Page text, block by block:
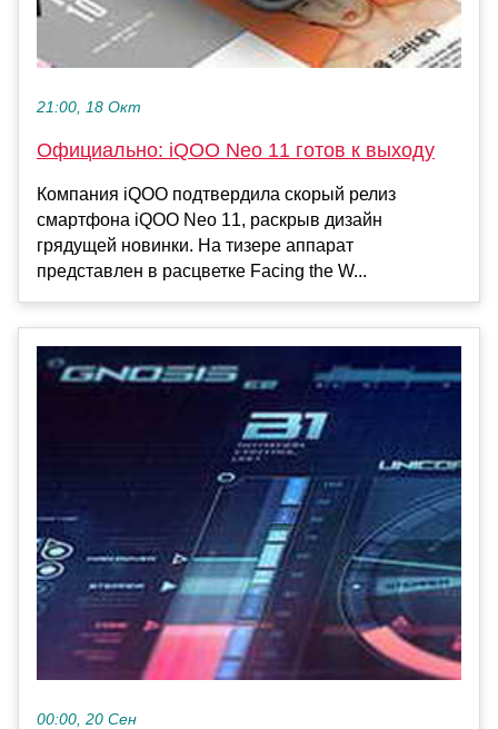
21:00, 18 Окт
Официально: iQOO Neo 11 готов к выходу
Компания iQOO подтвердила скорый релиз
смартфона iQOO Neo 11, раскрыв дизайн
грядущей новинки. На тизере аппарат
представлен в расцветке Facing the W...
00:00, 20 Сен